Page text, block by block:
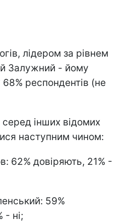
лідером за рівнем
Залужний - йому
респондентів (не
інших відомих
наступним чином:
62% довіряють, 21% -
59%
- ні;